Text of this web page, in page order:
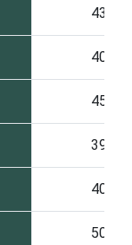
43
40
45
39
40
50